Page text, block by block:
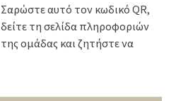
Σαρώστε αυτό τον κωδικό QR,
δείτε τη σελίδα πληροφοριών
της ομάδας και ζητήστε να